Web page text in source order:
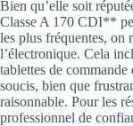
Bien qu’elle soit
Classe A 170 CDI**
les plus fréquentes, on
l’électronique. Cela
tablettes de
soucis, bien que
raisonnable. Pour les
professionnel de